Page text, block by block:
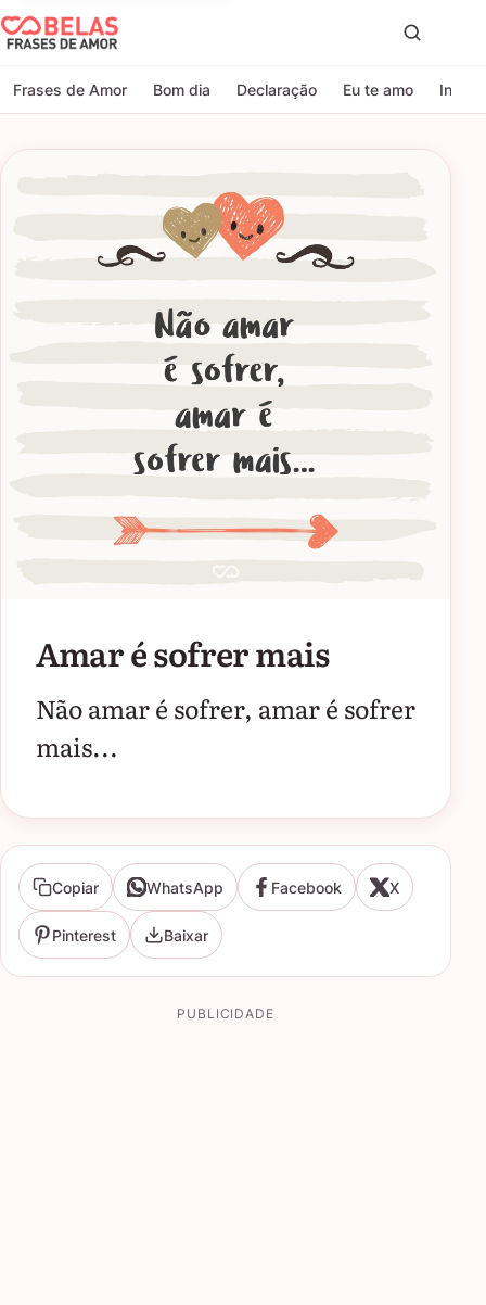
Belas Frases de Amor
Frases de Amor Bom dia Declaração Eu te amo
Amar é sofrer mais
Não amar é sofrer, amar é sofrer
mais...
Copiar WhatsApp Facebook X
Pinterest Baixar
PUBLICIDADE